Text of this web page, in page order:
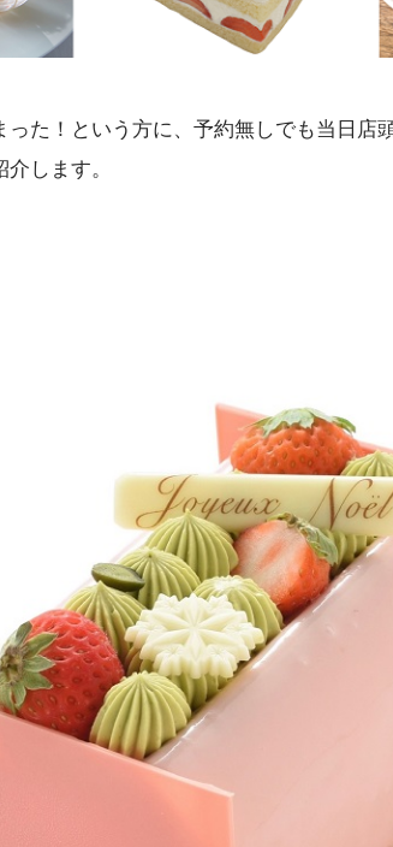
た！という方に、予約無しでも当日店
します。